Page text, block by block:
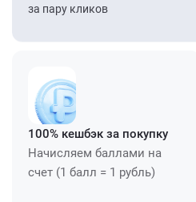
за пару кликов
100% кешбэк за покупку
Начисляем баллами на
счет (1 балл = 1 рубль)